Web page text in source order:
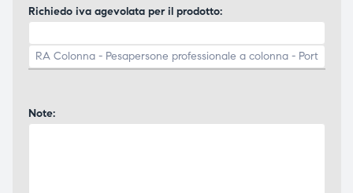
Richiedo iva agevolata per il prodotto:
Note: